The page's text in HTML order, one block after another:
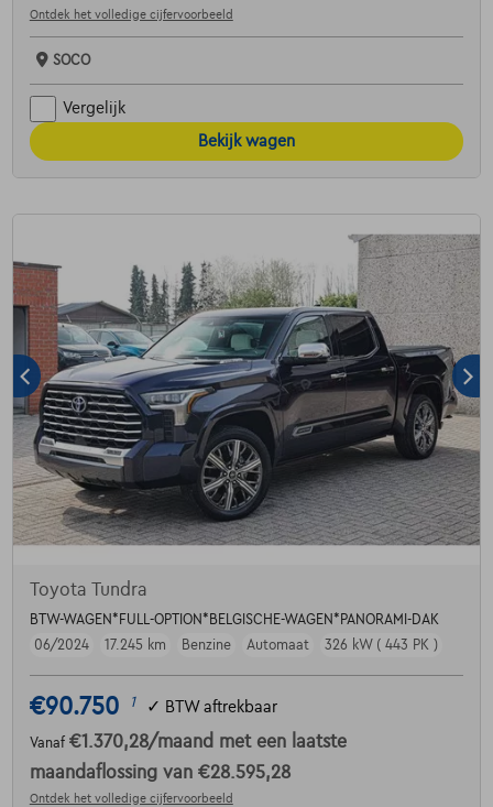
Ontdek het volledige cijfervoorbeeld
SOCO
Vergelijk
Bekijk wagen
Toyota Tundra
BTW-WAGEN*FULL-OPTION*BELGISCHE-WAGEN*PANORAMI-DAK
06/2024
17.245 km Benzine Automaat 326 kW ( 443 PK )
€90.750 1 ✓ BTW aftrekbaar
Vanaf €1.370,28/maand met een laatste
maandaflossing van €28.595,28
Ontdek het volledige cijfervoorbeeld